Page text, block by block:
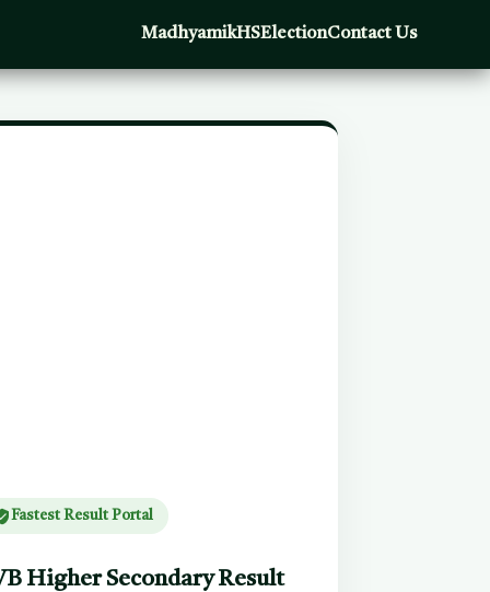
MadhyamikHSElectionContact Us
Fastest Result Portal
Higher Secondary Result